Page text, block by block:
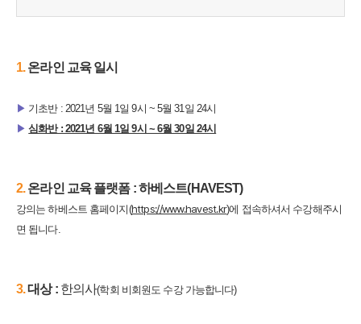
1.​온라인 교육 일시
▶ 기초반 : 2021년 5월 1일 9시 ~ 5월 31일 24시
▶ ​심화반 : 2021년 6월 1일 9시 ~ 6월 30일 24시
2.​온라인 교육 플랫폼 : 하베스트(HAVEST)
강의는 하베스트 홈페이지(https://www.havest.kr)에 접속하셔서 수강해주시
면 됩니다.
3.​대상 : 한의사(학회 비회원도 수강 가능합니다)